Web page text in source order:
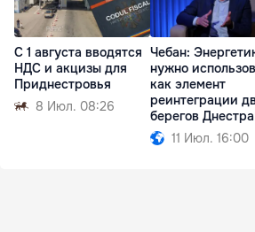
С 1 августа вводятся
НДС и акцизы для
Приднестровья
8 Июл. 08:26
Чебан:
нужно
как элемент
реинтеграции
берегов Днестра
11 Июл. 16:00